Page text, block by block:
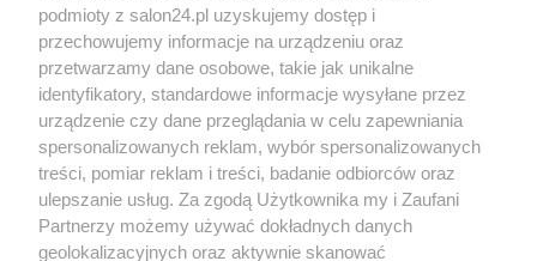
Społeczeństwo
Kultura
X Facebook Instagram Youtube
podmioty z salon24.pl uzyskujemy dostęp i
przechowujemy informacje na urządzeniu oraz
przetwarzamy dane osobowe, takie jak unikalne
identyfikatory, standardowe informacje wysyłane przez
urządzenie czy dane przeglądania w celu zapewniania
spersonalizowanych reklam, wybór spersonalizowanych
treści, pomiar reklam i treści, badanie odbiorców oraz
ulepszanie usług. Za zgodą Użytkownika my i Zaufani
Partnerzy możemy używać dokładnych danych
geolokalizacyjnych oraz aktywnie skanować